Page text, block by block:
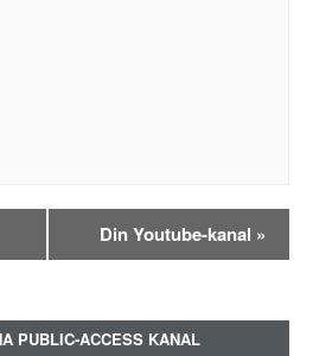
Din Youtube-kanal »
PUBLIC-ACCESS KANAL